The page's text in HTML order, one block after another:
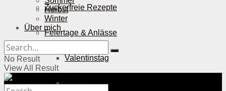
Zuckerfreie Rezepte
Feiertage & Anlässe
Valentinstag
Ostern
Herbst
Winter
Über mich
No Result
View All Result